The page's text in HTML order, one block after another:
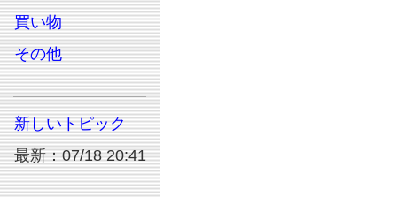
買い物
その他
新しいトピック
最新：07/18 20:41